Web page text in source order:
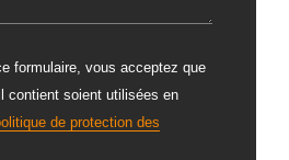
formulaire, vous acceptez que
contient soient utilisées en
de protection des